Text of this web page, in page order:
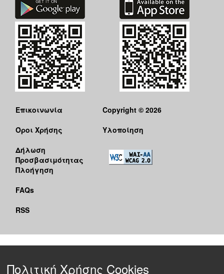
Επικοινωνία
Όροι Χρήσης
Δήλωση
Προσβασιμότητας
Πλοήγηση
FAQs
RSS
Copyright © 2026
Υλοποίηση
Πολιτική Χρήσης Cookies